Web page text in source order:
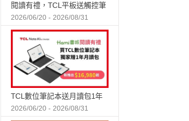
閱讀有禮，TCL平板送觸控筆
2026/06/20 - 2026/08/31
TCL數位筆記本送月讀包1年
2026/06/20 - 2026/08/31